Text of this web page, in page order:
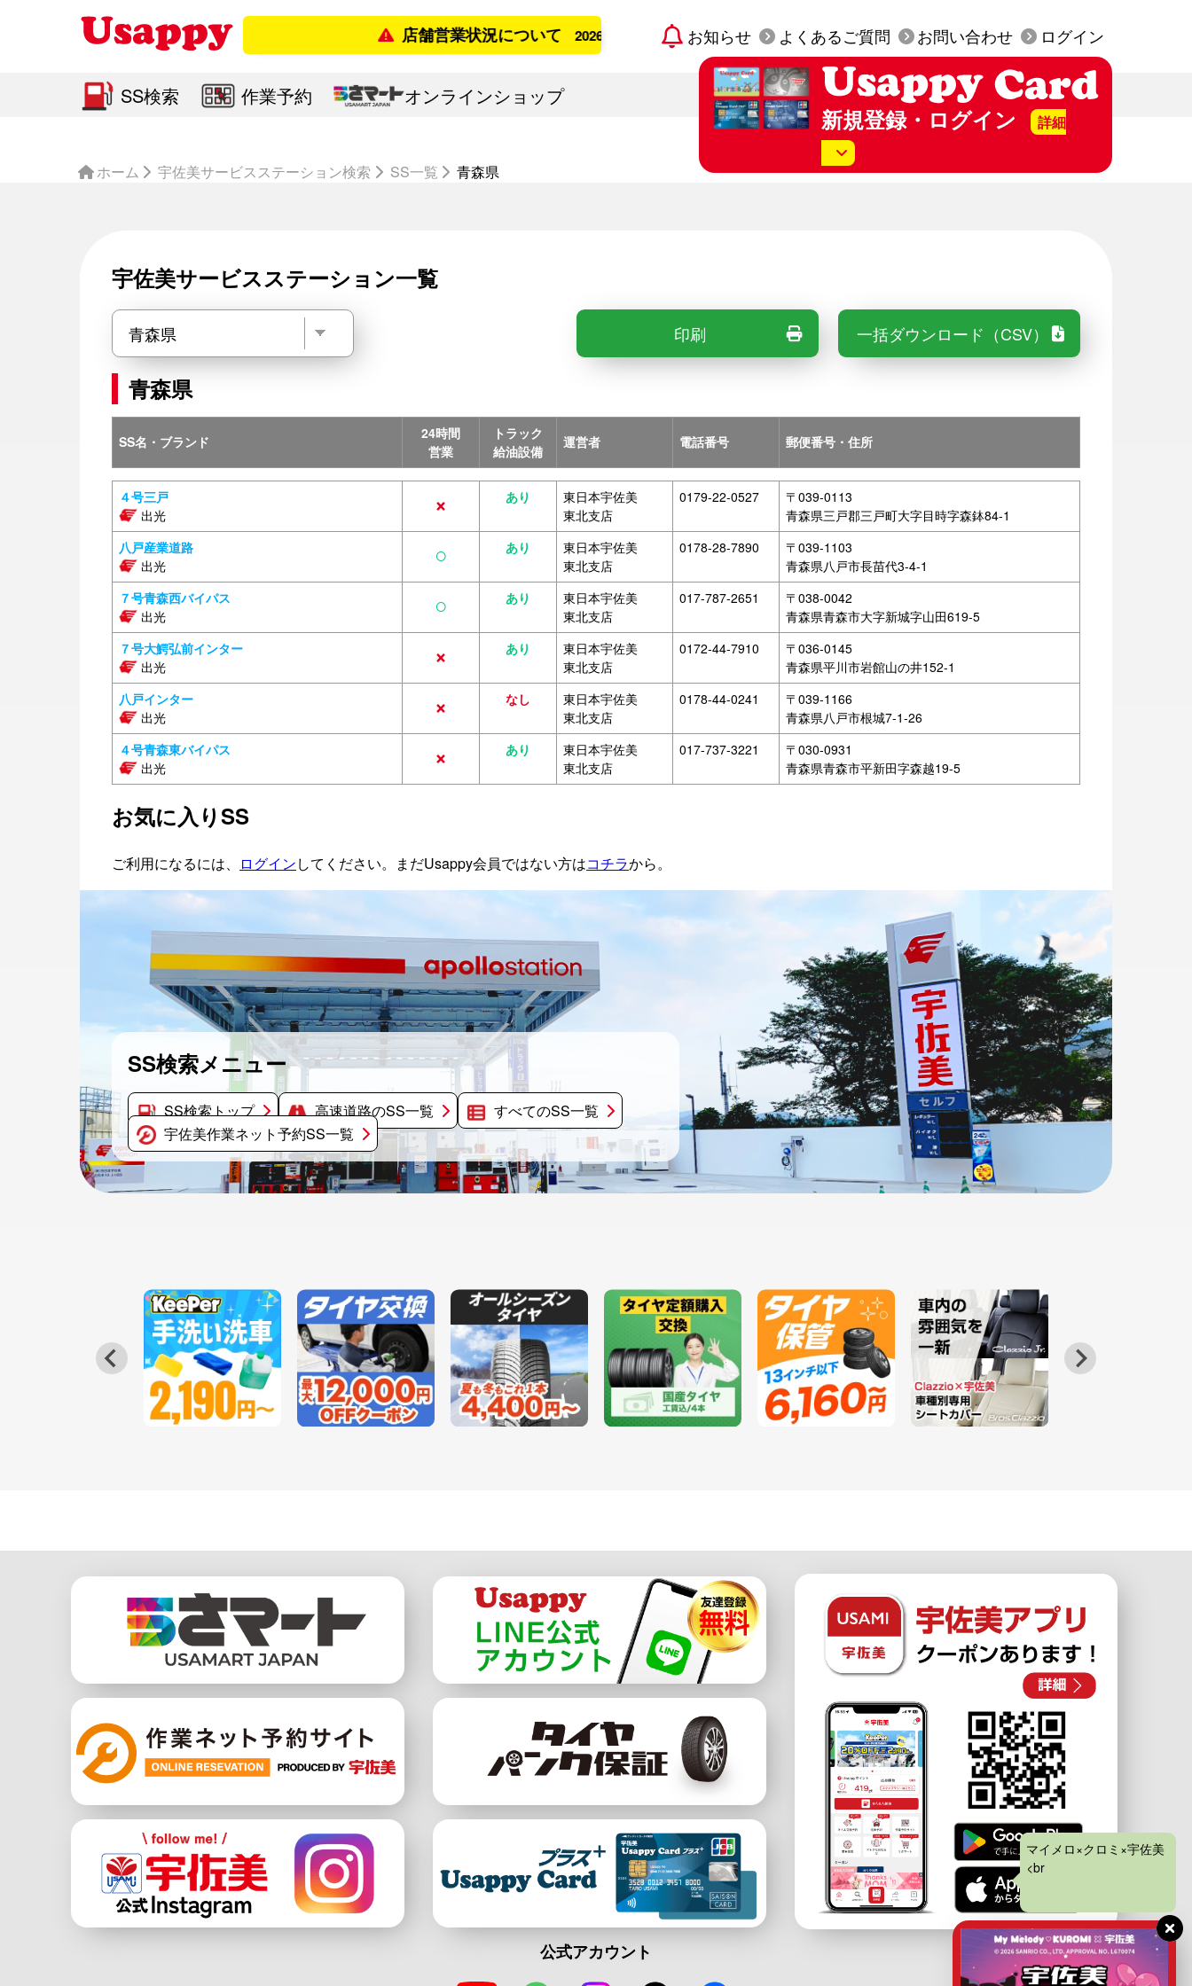
店舗営業状況について 2026年8月6日更新 お知らせ よくあるご質問 お問い合わせ ログイン
SS検索 作業予約 オンラインショップ
新規登録・ログイン 詳細
Usappy Card プラスを作る
（クレジットカード機能付き）
ログイン
ホーム 宇佐美サービスステーション検索 SS一覧 青森県
宇佐美サービスステーション一覧
印刷 一括ダウンロード（CSV）
青森県
SS名・ブランド
24時間
営業
トラック
給油設備
運営者 電話番号 郵便番号・住所
４号三戸
出光
× あり
東日本宇佐美
東北支店
0179-22-0527
〒039-0113
青森県三戸郡三戸町大字目時字森鉢84-1
八戸産業道路
出光
○ あり
東日本宇佐美
東北支店
0178-28-7890
〒039-1103
青森県八戸市長苗代3-4-1
７号青森西バイパス
出光
○ あり
東日本宇佐美
東北支店
017-787-2651
〒038-0042
青森県青森市大字新城字山田619-5
７号大鰐弘前インター
出光
× あり
東日本宇佐美
東北支店
0172-44-7910
〒036-0145
青森県平川市岩館山の井152-1
八戸インター
出光
× なし
東日本宇佐美
東北支店
0178-44-0241
〒039-1166
青森県八戸市根城7-1-26
４号青森東バイパス
出光
× あり
東日本宇佐美
東北支店
017-737-3221
〒030-0931
青森県青森市平新田字森越19-5
お気に入りSS
ご利用になるには、 ログインしてください。まだUsappy会員ではない方はコチラから。
SS検索メニュー
SS検索トップ 高速道路のSS一覧
すべてのSS一覧
宇佐美作業ネット予約SS一覧
公式アカウント
マイメロ×クロミ×宇佐美
<br>アプリキャンペーン